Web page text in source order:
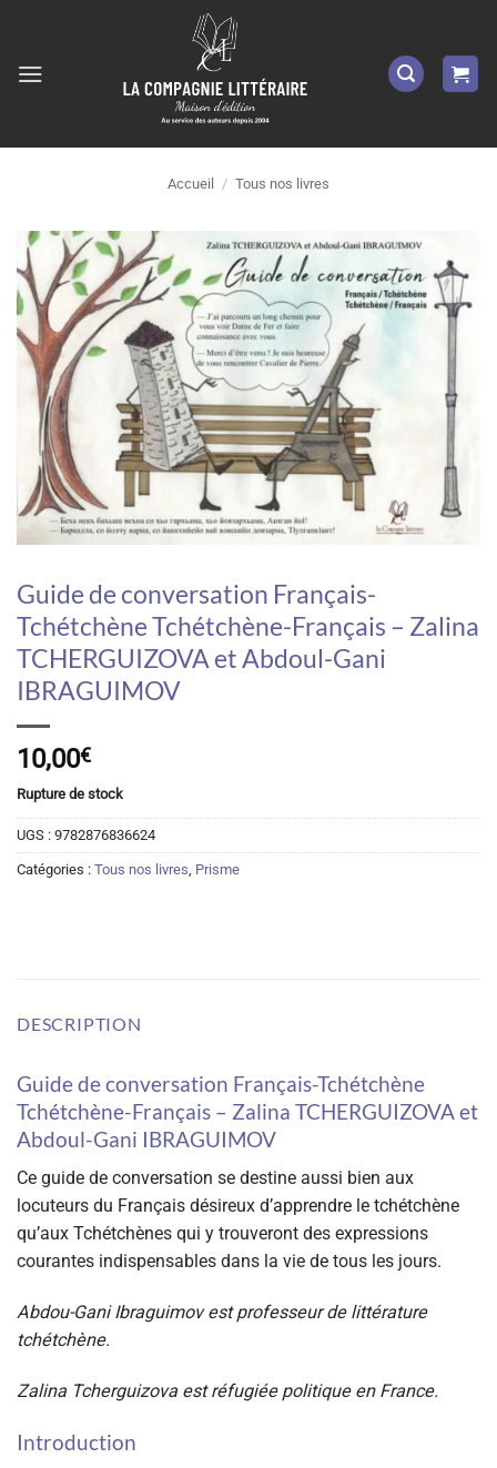
contenu
Accueil / Tous nos livres
Guide de conversation Français-
Tchétchène Tchétchène-Français – Zalina
TCHERGUIZOVA et Abdoul-Gani
IBRAGUIMOV
10,00€
Rupture de stock
UGS : 9782876836624
Catégories : Tous nos livres Prisme
DESCRIPTION
Guide de conversation Français-Tchétchène
Tchétchène-Français – Zalina TCHERGUIZOVA et
Abdoul-Gani IBRAGUIMOV
Ce guide de conversation se destine aussi bien aux
locuteurs du Français désireux d’apprendre le tchétchène
qu’aux Tchétchènes qui y trouveront des expressions
courantes indispensables dans la vie de tous les jours.
Abdou-Gani Ibraguimov est professeur de littérature
tchétchène.
Zalina Tcherguizova est réfugiée politique en France.
Introduction